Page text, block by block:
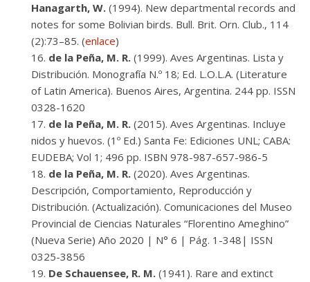
Hanagarth, W. (1994). New departmental records and
notes for some Bolivian birds. Bull. Brit. Orn. Club., 114
(2):73–85. (enlace)
de la Peña, M. R. (1999). Aves Argentinas. Lista y
Distribución. Monografía N.º 18; Ed. L.O.L.A. (Literature
of Latin America). Buenos Aires, Argentina. 244 pp. ISSN
0328-1620
de la Peña, M. R. (2015). Aves Argentinas. Incluye
nidos y huevos. (1º Ed.) Santa Fe: Ediciones UNL; CABA:
EUDEBA; Vol 1; 496 pp. ISBN 978-987-657-986-5
de la Peña, M. R. (2020). Aves Argentinas.
Descripción, Comportamiento, Reproducción y
Distribución. (Actualización). Comunicaciones del Museo
Provincial de Ciencias Naturales “Florentino Ameghino”
(Nueva Serie) Año 2020 | N° 6 | Pág. 1-348| ISSN
0325-3856
De Schauensee, R. M. (1941). Rare and extinct